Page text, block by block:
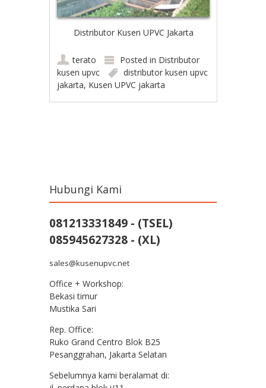
Distributor Kusen UPVC Jakarta
terato Posted in Distributor
kusen upvc
distributor kusen upvc
jakarta, Kusen UPVC jakarta
Hubungi Kami
081213331849 - (TSEL)
085945627328 - (XL)
sales@kusenupvc.net
Office + Workshop:
Bekasi timur
Mustika Sari
Rep. Office:
Ruko Grand Centro Blok B25
Pesanggrahan, Jakarta Selatan
Sebelumnya kami beralamat di: